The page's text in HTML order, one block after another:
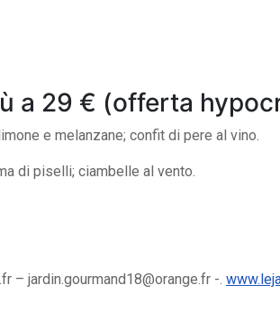
a 29 € (offerta
e melanzane; confit di pere al vino.
di piselli; ciambelle al vento.
– jardin.gourmand18@orange.fr -.